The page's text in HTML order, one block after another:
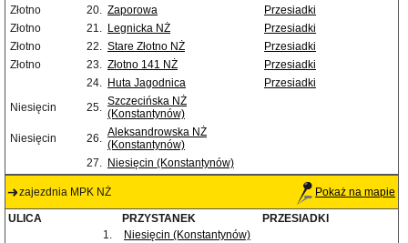
Złotno
20. Zaporowa
Przesiadki
Złotno
21. Legnicka NŻ
Przesiadki
Złotno
22. Stare Złotno NŻ
Przesiadki
Złotno
23. Złotno 141 NŻ
Przesiadki
24. Huta Jagodnica
Przesiadki
Niesięcin
25. Szczecińska NŻ
(Konstantynów)
Niesięcin
26. Aleksandrowska NŻ
(Konstantynów)
27. Niesięcin (Konstantynów)
zajezdnia MPK NŻ Pokaż na mapie
ULICA PRZYSTANEK
PRZESIADKI
1.
Niesięcin (Konstantynów)